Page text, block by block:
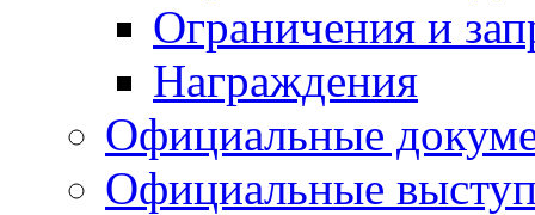
Ограничения и
Награждения
Официальные
Официальные